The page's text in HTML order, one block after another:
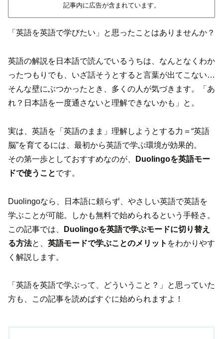
記事内に広告が含まれています。
「英語を英語で学びたい」と思ったことはありませんか？
英語の解説を日本語で読んでいるうちは、なんとなくわか
ったつもりでも、いざ話そうとすると言葉が出てこない…
そんな壁にぶつかったとき、多くの人が気づきます。「あ
れ？日本語を一度通さないと理解できないかも」と。
実は、英語を「英語のまま」理解しようとする力＝“英語
脳”を育てるには、最初から英語で学ぶ環境が効果的。
その第一歩としておすすめなのが、
Duolingoを英語モー
ドで使うことです。
Duolingoなら、日本語に頼らず、やさしい英語で英語を
学ぶことが可能。しかも無料で始められるという手軽さ。
この記事では、
Duolingoを英語で学ぶモードに切り替え
る方法と、 英語モードで学ぶことのメリット をわかりやす
く解説します。
「英語を英語で学ぶって、どういうこと？」と思っていた
方も、この記事を読めばすぐに始められますよ！